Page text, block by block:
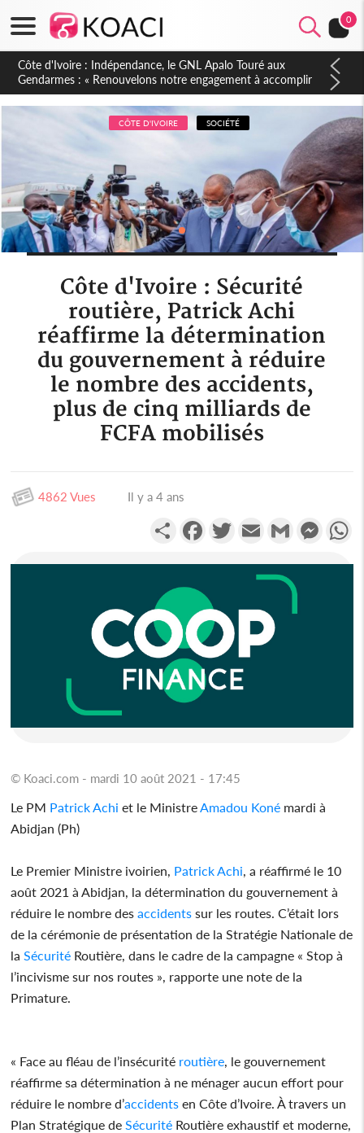
0
Sierra Leone : Un projet de réforme constitutionnelle en
gestation, points clés des amendements, un exclu d'avance
CÔTE D'IVOIRE SOCIÉTÉ
Côte d'Ivoire : Sécurité
routière, Patrick Achi
réaffirme la détermination
du gouvernement à réduire
le nombre des accidents,
plus de cinq milliards de
FCFA mobilisés
4862 Vues Il y a 4 ans
PartagerFacebookTwitterEmail Gmail
© Koaci.com - mardi 10 août 2021 - 17:45
Le PM Patrick Achi et le Ministre Amadou Koné mardi à
Abidjan (Ph)
Le Premier Ministre ivoirien, Patrick Achi , a réaffirmé le 10
août 2021 à Abidjan, la détermination du gouvernement à
réduire le nombre desaccidents sur les routes. C’était lors
de la cérémonie de présentation de la Stratégie Nationale de
la Sécurité Routière, dans le cadre de la campagne « Stop à
l’incivisme sur nos routes », rapporte une note de la
Primature.
« Face au fléau de l’insécurité routière , le gouvernement
réaffirme sa détermination à ne ménager aucun effort pour
réduire le nombre d’accidents en Côte d’Ivoire. À travers un
Plan Stratégique de Sécurité Routière exhaustif et moderne,